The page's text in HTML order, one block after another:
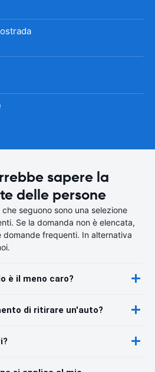
sapere la
delle persone
seguono sono una selezione
Se la domanda non è elencata,
domande frequenti. In alternativa
è il meno caro?
di ritirare un'auto?